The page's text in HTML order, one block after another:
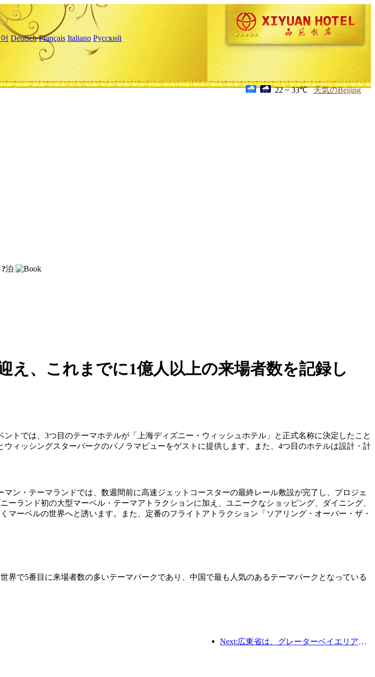
Deutsch Français Italiano Русский
22 ~ 33℃ 天気のBeijing
?泊
え、これまでに1億人以上の来場者数を記録し
トでは、3つ目のテーマホテルが「上海ディズニー・ウィッシュホテル」と正式名称に決定したこと
ィッシングスターパークのパノラマビューをゲストに提供します。また、4つ目のホテルは設計・計
ン・テーマランドでは、数週間前に高速ジェットコースターの最終レール敷設が完了し、プロジェ
ランド初の大型マーベル・テーマアトラクションに加え、ユニークなショッピング、ダイニング、
ーベルの世界へと誘います。また、定番のフライトアトラクション「ソアリング・オーバー・ザ・
界で5番目に来場者数の多いテーマパークであり、中国で最も人気のあるテーマパークとなっている
Next:広東省は、グレーターベイエリアを世界クラスの観光地にするためのサービス産業能力拡大計画を発表した。